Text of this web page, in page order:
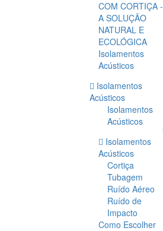
COM CORTIÇA -
A SOLUÇÃO
NATURAL E
ECOLÓGICA
Isolamentos
Acústicos
Isolamentos
Acústicos
Isolamentos
Acústicos
Isolamentos
Acústicos
Cortiça
Tubagem
Ruído Aéreo
Ruído de
Impacto
Como Escolher